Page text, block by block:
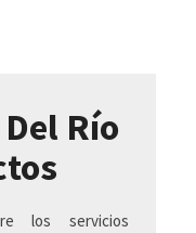
Río
los servicios